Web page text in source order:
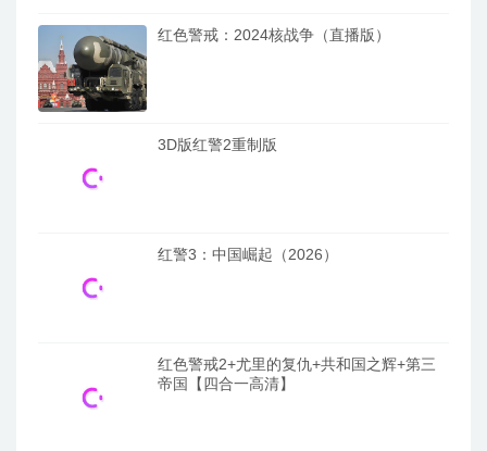
红色警戒：2024核战争（直播版）
3D版红警2重制版
红警3：中国崛起（2026）
红色警戒2+尤里的复仇+共和国之辉+第三
帝国【四合一高清】